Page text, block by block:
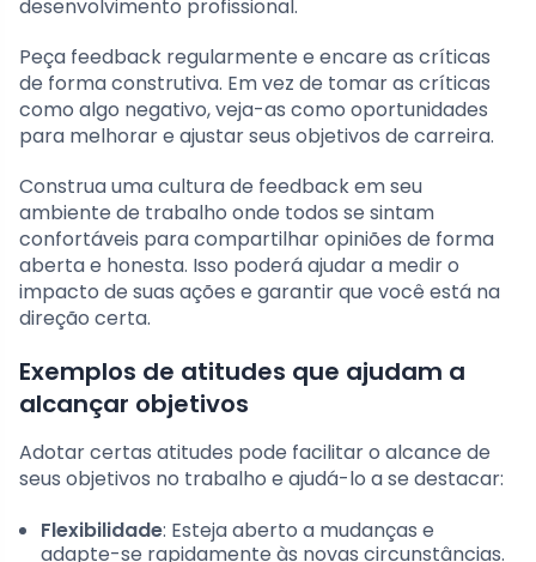
desenvolvimento profissional.
Peça feedback regularmente e encare as críticas
de forma construtiva. Em vez de tomar as críticas
como algo negativo, veja-as como oportunidades
para melhorar e ajustar seus objetivos de carreira.
Construa uma cultura de feedback em seu
ambiente de trabalho onde todos se sintam
confortáveis para compartilhar opiniões de forma
aberta e honesta. Isso poderá ajudar a medir o
impacto de suas ações e garantir que você está na
direção certa.
Exemplos de atitudes que ajudam a
alcançar objetivos
Adotar certas atitudes pode facilitar o alcance de
seus objetivos no trabalho e ajudá-lo a se destacar:
Flexibilidade: Esteja aberto a mudanças e
adapte-se rapidamente às novas circunstâncias.